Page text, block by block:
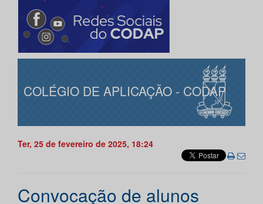
COLÉGIO DE APLICAÇÃO - CODAP
Ter, 25 de fevereiro de 2025, 18:24
Convocação de alunos